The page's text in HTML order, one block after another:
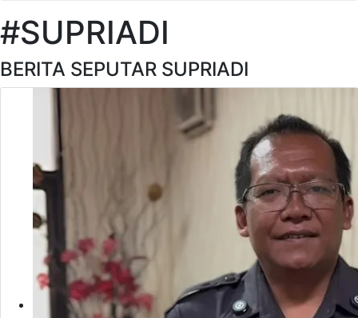
#SUPRIADI
BERITA SEPUTAR SUPRIADI